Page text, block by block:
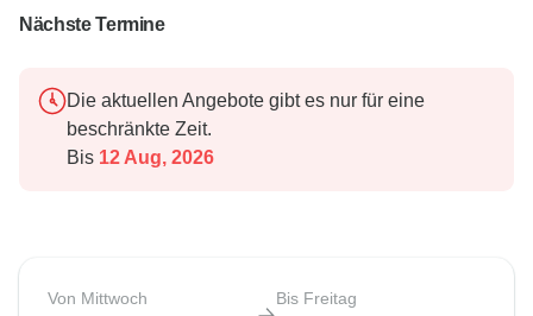
Nächste Termine
Die aktuellen Angebote gibt es nur für eine
beschränkte Zeit.
Bis 12 Aug, 2026
Von Mittwoch Bis Freitag